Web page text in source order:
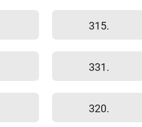
315.
331.
320.